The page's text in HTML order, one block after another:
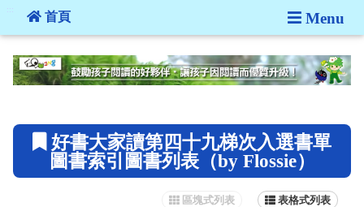
:::
首頁 Menu
好書大家讀第四十九梯次入選書單
圖書索引圖書列表（by Flossie）
表格式列表
區塊式列表